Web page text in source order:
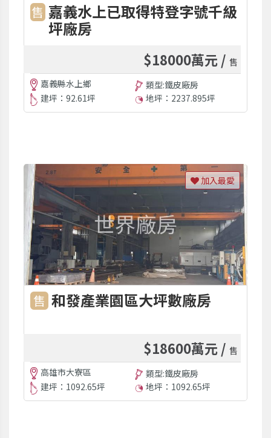
售 嘉義水上已取得特登字號千級
坪廠房
$18000萬元 / 售
嘉義縣水上鄉
類型:鐵皮廠房
建坪：92.61坪
地坪：2237.895坪
售 和發產業園區大坪數廠房
$18600萬元 / 售
高雄市大寮區
類型:鐵皮廠房
建坪：1092.65坪
地坪：1092.65坪
加入最愛